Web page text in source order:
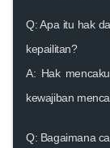
Q: Apa itu hak
kepailitan?
A: Hak
kewajiban
Q: Bagaimana